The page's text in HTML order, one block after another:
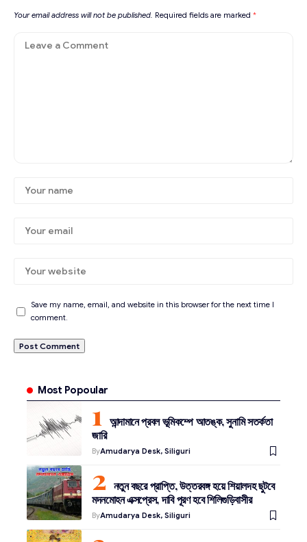
Your email address will not be published. Required fields are marked *
Save my name, email, and website in this browser for the next time I
comment.
Most Popoular
আন্দামানে প্রবল ভূমিকম্পে আতঙ্ক, সুনামি সতর্কতা
জারি
ByAmudarya Desk, Siliguri
নতুন বছরে প্রাপ্তি, উত্তরবঙ্গ হয়ে শিয়ালদহ ছুটবে
মদনমোহন এক্সপ্রেস, দাবি পূরণ হবে শিলিগুড়িবাসীর
ByAmudarya Desk, Siliguri